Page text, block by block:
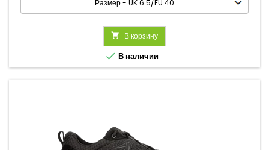
 В корзину
 В наличии